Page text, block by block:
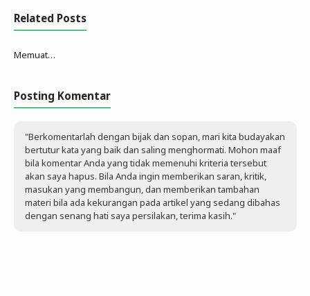
Related Posts
Memuat…
Posting Komentar
"Berkomentarlah dengan bijak dan sopan, mari kita budayakan
bertutur kata yang baik dan saling menghormati. Mohon maaf
bila komentar Anda yang tidak memenuhi kriteria tersebut
akan saya hapus. Bila Anda ingin memberikan saran, kritik,
masukan yang membangun, dan memberikan tambahan
materi bila ada kekurangan pada artikel yang sedang dibahas
dengan senang hati saya persilakan, terima kasih."